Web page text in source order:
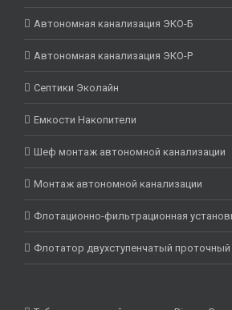
Автономная канализация ЭКО-Б
Автономная канализация ЭКО-Р
Септики Эколайн
Емкости Накопители
Шеф монтаж автономной канализации
Монтаж автономной канализации
Флотационно-фильтрационная
Флотатор двухступенчатый проточный